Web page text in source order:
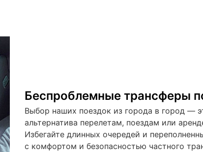
Беспроблемные трансферы
Выбор наших поездок из города в город —
альтернатива перелетам, поездам или
Избегайте длинных очередей и
с комфортом и безопасностью частного